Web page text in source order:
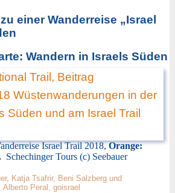
einer Wanderreise „Israel
Wandern in Israels Süden
Israel Trail 2018,Orange:
Schechinger Tours (c) Seebauer
Katja Tsafrir, Beni Salzberg und
Peral, goisrael